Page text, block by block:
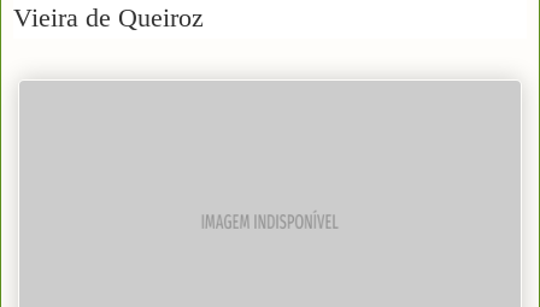
Vieira de Queiroz